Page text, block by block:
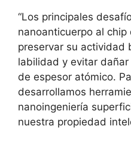
“Los principales
nanoanticuerpo al
preservar su actividad
labilidad y evitar
de espesor atómico.
desarrollamos
nanoingeniería
nuestra propiedad